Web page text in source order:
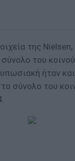
της Nielsen,
του
ήταν
σύνολο του